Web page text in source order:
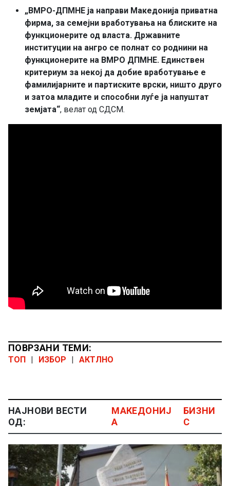
„ВМРО-ДПМНЕ ја направи Македонија приватна
фирма, за семејни вработувања на блиските на
функционерите од власта. Државните
институции на ангро се полнат со роднини на
функционерите на ВМРО ДПМНЕ. Единствен
критериум за некој да добие вработување е
фамилијарните и партиските врски, ништо друго
и затоа младите и способни луѓе ја напуштат
земјата“, велат од СДСМ.
ПОВРЗАНИ ТЕМИ:
ТОП | ИЗБОР | АКТЛНО
НАЈНОВИ ВЕСТИ
ОД:
МАКЕДОНИЈ
А
БИЗНИ
С